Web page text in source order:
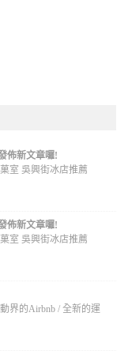
佈新文章囉!
室 吳興街冰店推薦
佈新文章囉!
室 吳興街冰店推薦
動界的Airbnb / 全新的運